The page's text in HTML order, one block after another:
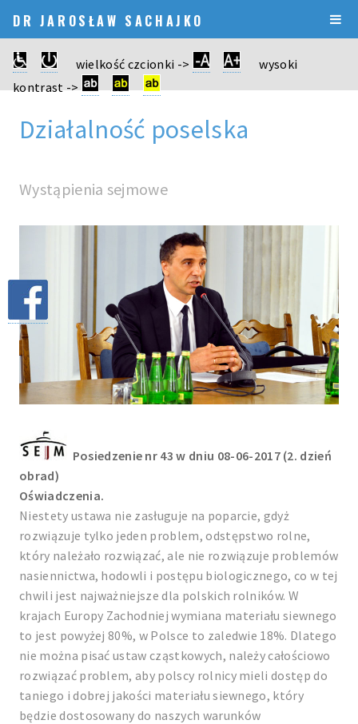
DR JAROSŁAW SACHAJKO
wielkość czcionki ->
wysoki
kontrast ->
Działalność poselska
Wystąpienia sejmowe
Posiedzenie nr 43 w dniu 08-06-2017 (2. dzień
obrad)
Oświadczenia.
Niestety ustawa nie zasługuje na poparcie, gdyż
rozwiązuje tylko jeden problem, odstępstwo rolne,
który należało rozwiązać, ale nie rozwiązuje problemów
nasiennictwa, hodowli i postępu biologicznego, co w tej
chwili jest najważniejsze dla polskich rolników. W
krajach Europy Zachodniej wymiana materiału siewnego
to jest powyżej 80%, w Polsce to zaledwie 18%. Dlatego
nie można pisać ustaw cząstkowych, należy całościowo
rozwiązać problem, aby polscy rolnicy mieli dostęp do
taniego i dobrej jakości materiału siewnego, który
będzie dostosowany do naszych warunków